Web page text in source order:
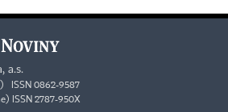
a.s.
ISSN 0862-9587
ISSN 2787-950X